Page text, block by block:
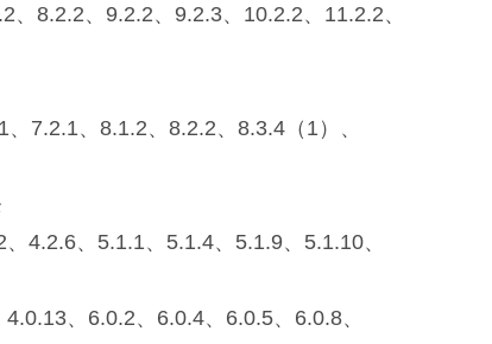
8.2.2、9.2.2、9.2.3、10.2.2、11.2.2、
7.2.1、8.1.2、8.2.2、8.3.4（1）、
、5.1.1、5.1.4、5.1.9、5.1.10、
、6.0.2、6.0.4、6.0.5、6.0.8、